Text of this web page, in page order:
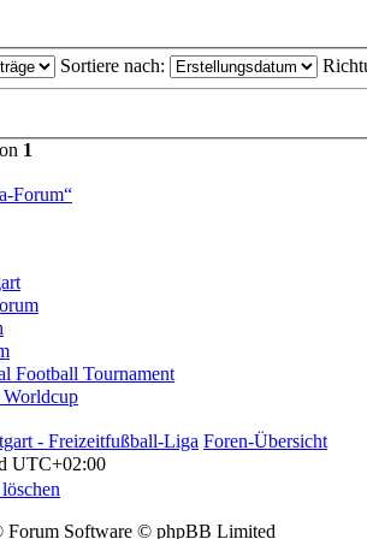
Sortiere nach:
1
Forum“
Football Tournament
- Freizeitfußball-Liga Foren-Übersicht
UTC+02:00
Forum Software © phpBB Limited